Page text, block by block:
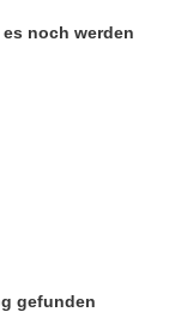
noch werden
gefunden